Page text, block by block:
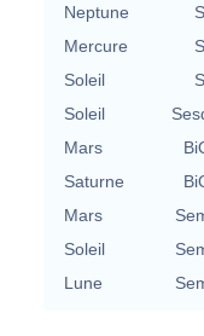
Neptune
Mercure
Soleil
Soleil
Mars
Saturne
Mars
Soleil
Lune